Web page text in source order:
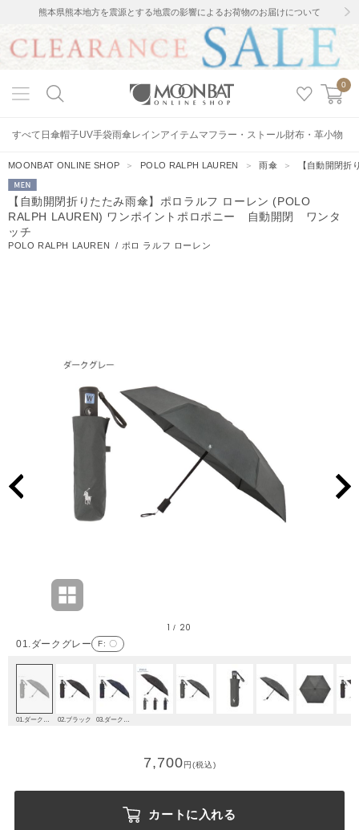
熊本県熊本地方を震源とする地震の影響によるお荷物のお届けについて
0
すべて 日傘帽子UV手袋雨傘レインアイテムマフラー・ストール財布・革小物
MOONBAT ONLINE SHOP ＞ POLO RALPH LAUREN ＞雨傘 ＞ 【自動開閉
MEN
【自動開閉折りたたみ雨傘】ポロラルフ ローレン (POLO
RALPH LAUREN) ワンポイントポロポニー 自動開閉 ワンタ
ッチ
POLO RALPH LAUREN / ポロ ラルフ ローレン
01.ダークグレー F: 〇
1 / 20
02.ブラック
7,700円(税込)
カートに入れる